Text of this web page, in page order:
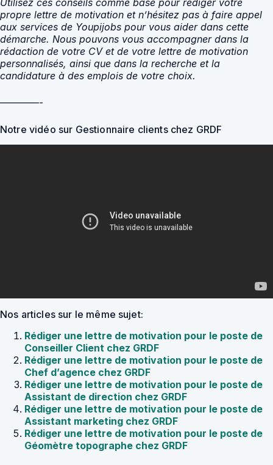
Utilisez ces conseils comme base pour rédiger votre
propre lettre de motivation et n’hésitez pas à faire appel
aux services de Youpijobs pour vous aider dans cette
démarche. Nous pouvons vous accompagner dans la
rédaction de votre CV et de votre lettre de motivation
personnalisés, ainsi que dans la recherche et la
candidature à des emplois de votre choix.
————-
Notre vidéo sur Gestionnaire clients chez GRDF
Nos articles sur le même sujet:
Rédiger une lettre de motivation pour le poste de
Conseiller Client chez GRDF
Rédiger une lettre de motivation pour le poste de
Chef d’agence chez GRDF
Rédiger une lettre de motivation pour le poste de
Assistant de direction chez GRDF
Rédiger une lettre de motivation pour le poste de
Assistant marketing chez GRDF
Rédiger une lettre de motivation pour le poste de
Géomètre topographe chez GRDF